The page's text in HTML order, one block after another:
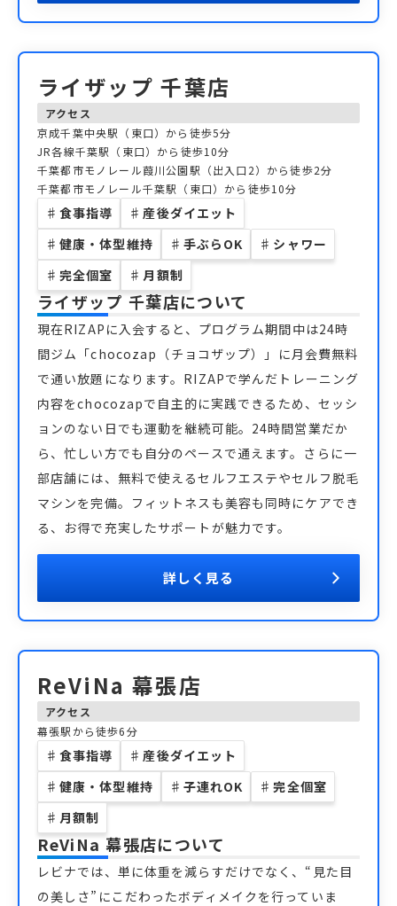
ライザップ 千葉店
アクセス
京成千葉中央駅（東口）から徒歩5分
JR各線千葉駅（東口）から徒歩10分
千葉都市モノレール葭川公園駅（出入口2）から徒歩2分
千葉都市モノレール千葉駅（東口）から徒歩10分
♯ 食事指導 ♯ 産後ダイエット
♯ 健康・体型維持 ♯ 手ぶらOK ♯ シャワー
♯ 完全個室 ♯ 月額制
ライザップ 千葉店について
現在RIZAPに入会すると、プログラム期間中は24時
間ジム「chocozap（チョコザップ）」に月会費無料
で通い放題になります。RIZAPで学んだトレーニング
内容をchocozapで自主的に実践できるため、セッシ
ョンのない日でも運動を継続可能。24時間営業だか
ら、忙しい方でも自分のペースで通えます。さらに一
部店舗には、無料で使えるセルフエステやセルフ脱毛
マシンを完備。フィットネスも美容も同時にケアでき
る、お得で充実したサポートが魅力です。
詳しく見る
ReViNa 幕張店
アクセス
幕張駅から徒歩6分
♯ 食事指導 ♯ 産後ダイエット
♯ 健康・体型維持 ♯ 子連れOK ♯ 完全個室
♯ 月額制
ReViNa 幕張店について
レビナでは、単に体重を減らすだけでなく、“見た目
の美しさ”にこだわったボディメイクを行っていま